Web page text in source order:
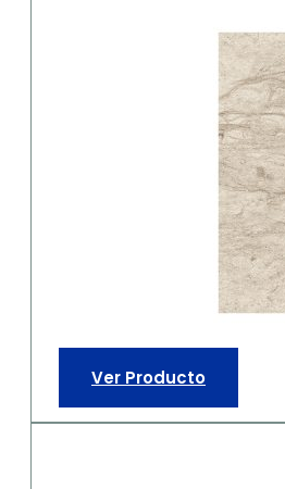
Ver Producto